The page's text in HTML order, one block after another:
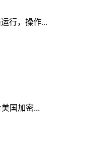
行，操作...
国加密...